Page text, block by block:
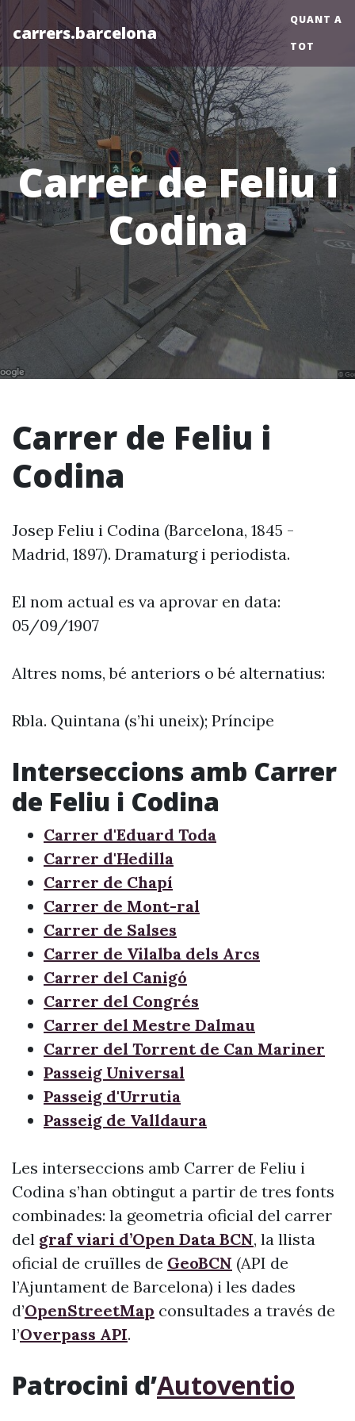
carrers.barcelona
QUANT A
TOT
Carrer de Feliu i
Codina
Carrer de Feliu i
Codina
Josep Feliu i Codina (Barcelona, 1845 -
Madrid, 1897). Dramaturg i periodista.
El nom actual es va aprovar en data:
05/09/1907
Altres noms, bé anteriors o bé alternatius:
Rbla. Quintana (s’hi uneix); Príncipe
Interseccions amb Carrer
de Feliu i Codina
Carrer d'Eduard Toda
Carrer d'Hedilla
Carrer de Chapí
Carrer de Mont-ral
Carrer de Salses
Carrer de Vilalba dels Arcs
Carrer del Canigó
Carrer del Congrés
Carrer del Mestre Dalmau
Carrer del Torrent de Can Mariner
Passeig Universal
Passeig d'Urrutia
Passeig de Valldaura
Les interseccions amb Carrer de Feliu i
Codina s’han obtingut a partir de tres fonts
combinades: la geometria oficial del carrer
del graf viari d’Open Data BCN, la llista
oficial de cruïlles de GeoBCN (API de
l’Ajuntament de Barcelona) i les dades
d’OpenStreetMap consultades a través de
l’Overpass API.
Patrocini d’Autoventio